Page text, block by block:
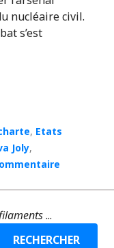
nucléaire civil.
s’est
, Etats
Joly,
...
RECHERCHER